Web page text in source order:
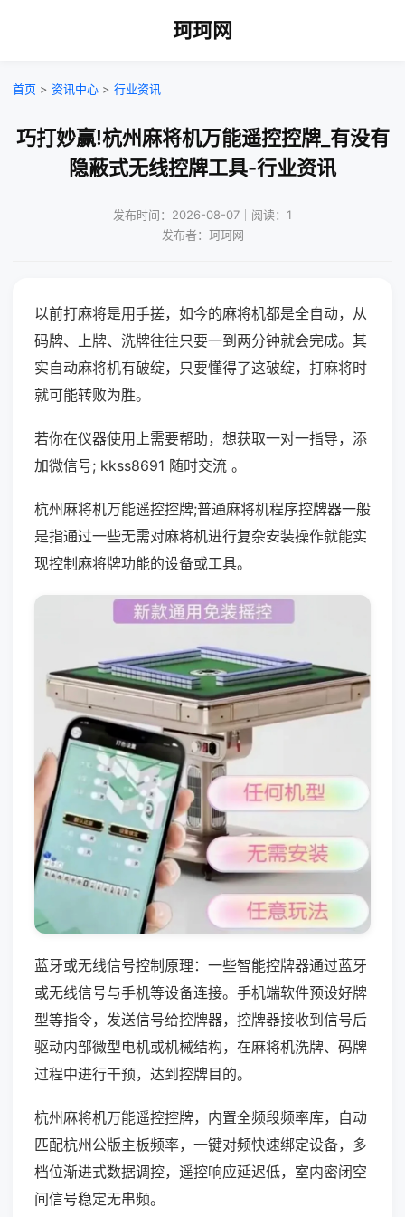
珂珂网
首页 > 资讯中心 > 行业资讯
巧打妙赢!杭州麻将机万能遥控控牌_有没有
隐蔽式无线控牌工具-行业资讯
发布时间：2026-08-07｜阅读：1
发布者：珂珂网
以前打麻将是用手搓，如今的麻将机都是全自动，从
码牌、上牌、洗牌往往只要一到两分钟就会完成。其
实自动麻将机有破绽，只要懂得了这破绽，打麻将时
就可能转败为胜。
若你在仪器使用上需要帮助，想获取一对一指导，添
加微信号; kkss8691 随时交流 。
杭州麻将机万能遥控控牌;普通麻将机程序控牌器一般
是指通过一些无需对麻将机进行复杂安装操作就能实
现控制麻将牌功能的设备或工具。
蓝牙或无线信号控制原理：一些智能控牌器通过蓝牙
或无线信号与手机等设备连接。手机端软件预设好牌
型等指令，发送信号给控牌器，控牌器接收到信号后
驱动内部微型电机或机械结构，在麻将机洗牌、码牌
过程中进行干预，达到控牌目的。
杭州麻将机万能遥控控牌，内置全频段频率库，自动
匹配杭州公版主板频率，一键对频快速绑定设备，多
档位渐进式数据调控，遥控响应延迟低，室内密闭空
间信号稳定无串频。